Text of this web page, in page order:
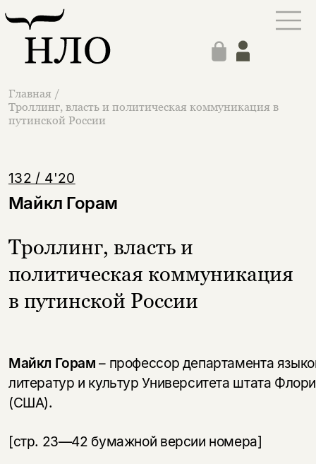
Главная /
Троллинг, власть и политическая коммуникация в
путинской России
132 / 4'20
Майкл Горам
Троллинг, власть и
политическая коммуникация
в путинской России
Майкл Горам – профессор департамента
литератур и культур Университета штата
(США).
[стр. 23—42 бумажной версии номера]